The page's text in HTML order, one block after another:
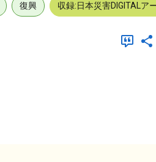
復興 収録:日本災害DIGITALア